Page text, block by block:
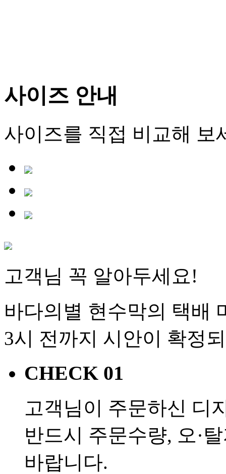
사이즈 안내
사이즈를 직접 비교해 보
고객님 꼭 알아두세요!
바다의별 현수막의 택배
3시 전까지 시안이 확정
CHECK 01
고객님이 주문하신 디
반드시 주문수량, 오·
바랍니다.